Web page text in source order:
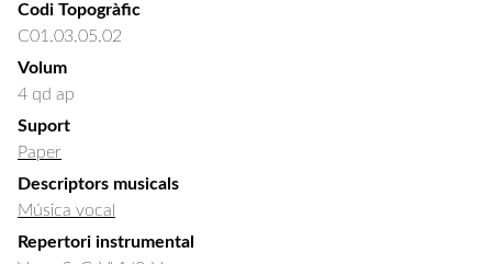
Codi Topogràfic
C01.03.05.02
Volum
4 qd ap
Suport
Paper
Descriptors musicals
Música vocal
Repertori instrumental